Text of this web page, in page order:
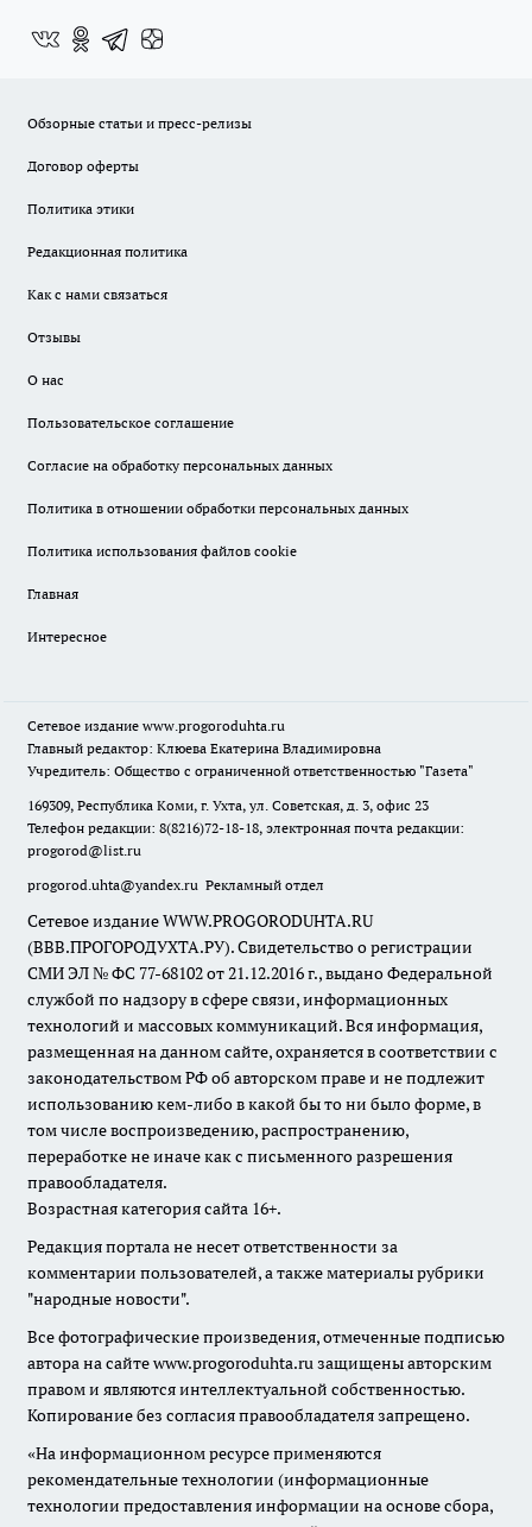
Обзорные статьи и пресс-релизы
Договор оферты
Политика этики
Редакционная политика
Как с нами связаться
Отзывы
О нас
Пользовательское соглашение
Согласие на обработку персональных данных
Политика в отношении обработки персональных данных
Политика использования файлов cookie
Главная
Интересное
Сетевое издание www.progoroduhta.ru
Главный редактор: Клюева Екатерина Владимировна
Учредитель: Общество с ограниченной ответственностью "Газета"
169309, Республика Коми, г. Ухта, ул. Советская, д. 3, офис 23
Телефон редакции: 8(8216)72-18-18, электронная почта редакции:
progorod@list.ru
progorod.uhta@yandex.ru Рекламный отдел
Сетевое издание WWW.PROGORODUHTA.RU
(ВВВ.ПРОГОРОДУХТА.РУ). Свидетельство о регистрации
СМИ ЭЛ № ФС 77-68102 от 21.12.2016 г., выдано Федеральной
службой по надзору в сфере связи, информационных
технологий и массовых коммуникаций. Вся информация,
размещенная на данном сайте, охраняется в соответствии с
законодательством РФ об авторском праве и не подлежит
использованию кем-либо в какой бы то ни было форме, в
том числе воспроизведению, распространению,
переработке не иначе как с письменного разрешения
правообладателя.
Возрастная категория сайта 16+.
Редакция портала не несет ответственности за
комментарии пользователей, а также материалы рубрики
"народные новости".
Все фотографические произведения, отмеченные подписью
автора на сайте www.progoroduhta.ru защищены авторским
правом и являются интеллектуальной собственностью.
Копирование без согласия правообладателя запрещено.
«На информационном ресурсе применяются
рекомендательные технологии (информационные
технологии предоставления информации на основе сбора,